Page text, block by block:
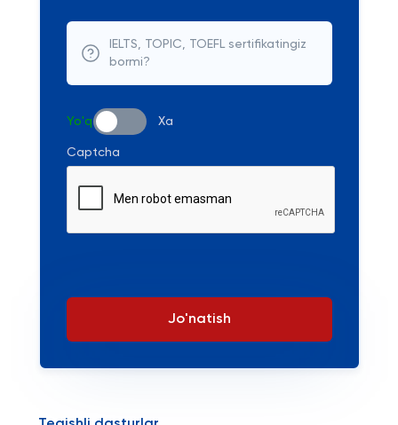
IELTS, TOPIC, TOEFL sertifikatingiz
bormi?
Yo'q Xa
Captcha
Jo'natish